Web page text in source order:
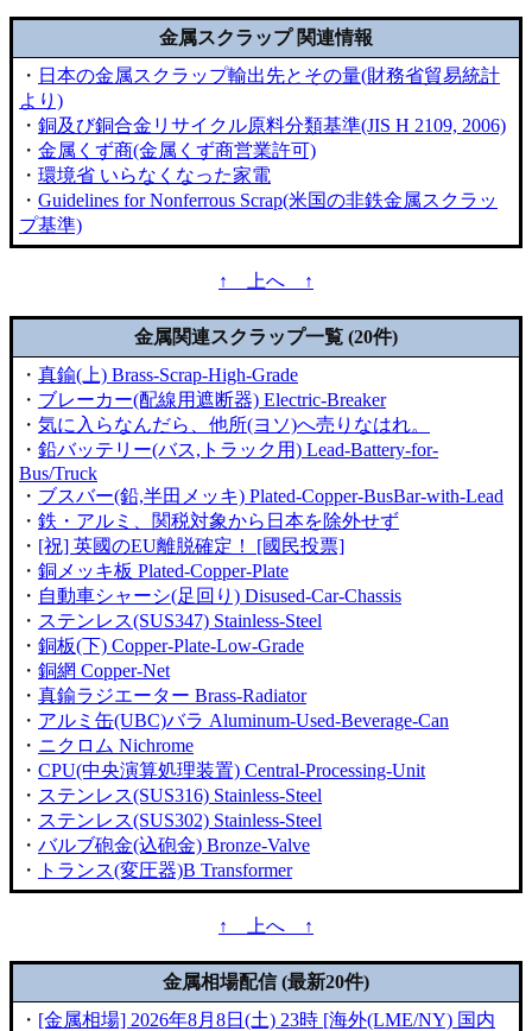
金属スクラップ 関連情報
・ 日本の金属スクラップ輸出先とその量(財務省貿易統計
より)
・ 銅及び銅合金リサイクル原料分類基準(JIS H 2109, 2006)
・ 金属くず商(金属くず商営業許可)
・ 環境省 いらなくなった家電
・ Guidelines for Nonferrous Scrap(米国の非鉄金属スクラッ
プ基準)
↑ 上へ ↑
金属関連スクラップ一覧 (20件)
・ 真鍮(上) Brass-Scrap-High-Grade
・ ブレーカー(配線用遮断器) Electric-Breaker
・ 気に入らなんだら、他所(ヨソ)へ売りなはれ。
・ 鉛バッテリー(バス,トラック用) Lead-Battery-for-
Bus/Truck
・ ブスバー(鉛,半田メッキ) Plated-Copper-BusBar-with-Lead
・ 鉄・アルミ、関税対象から日本を除外せず
・ [祝] 英國のEU離脱確定！ [國民投票]
・ 銅メッキ板 Plated-Copper-Plate
・ 自動車シャーシ(足回り) Disused-Car-Chassis
・ ステンレス(SUS347) Stainless-Steel
・ 銅板(下) Copper-Plate-Low-Grade
・ 銅網 Copper-Net
・ 真鍮ラジエーター Brass-Radiator
・ アルミ缶(UBC)バラ Aluminum-Used-Beverage-Can
・ ニクロム Nichrome
・ CPU(中央演算処理装置) Central-Processing-Unit
・ ステンレス(SUS316) Stainless-Steel
・ ステンレス(SUS302) Stainless-Steel
・ バルブ砲金(込砲金) Bronze-Valve
・
トランス(変圧器)B Transformer
↑ 上へ ↑
金属相場配信 (最新20件)
・ [金属相場] 2026年8月8日(土) 23時 [海外(LME/NY) 国内